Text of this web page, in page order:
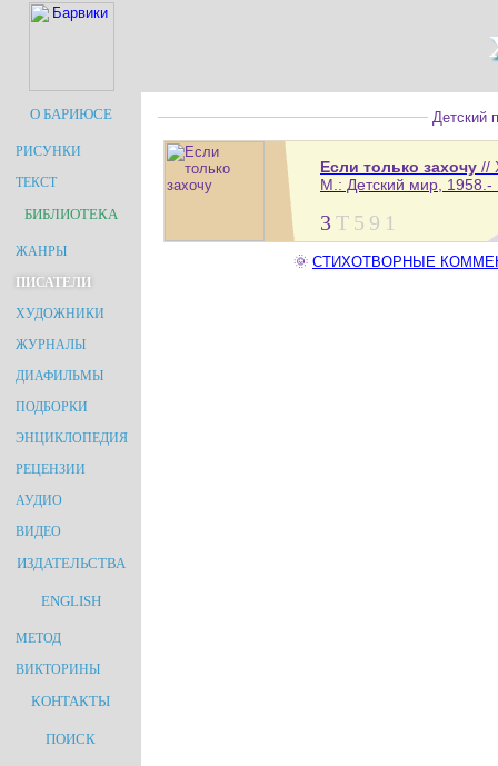
О БАРИЮСЕ
РИСУНКИ
ТЕКСТ
БИБЛИОТЕКА
ЖАНРЫ
ПИСАТЕЛИ
ХУДОЖНИКИ
ЖУРНАЛЫ
ДИАФИЛЬМЫ
ПОДБОРКИ
ЭНЦИКЛОПЕДИЯ
РЕЦЕНЗИИ
АУДИО
ВИДЕО
ИЗДАТЕЛЬСТВА
ENGLISH
МЕТОД
ВИКТОРИНЫ
КОНТАКТЫ
ПОИСК
Детский
Если только захочу //
М.: Детский мир, 1958.-
3Т 5 9 1
🌞 СТИХОТВОРНЫЕ